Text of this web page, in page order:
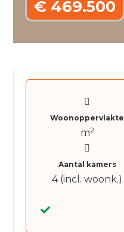
€ 469.500
Woonoppervlakte
m2
Aantal kamers
4 (incl. woonk.)